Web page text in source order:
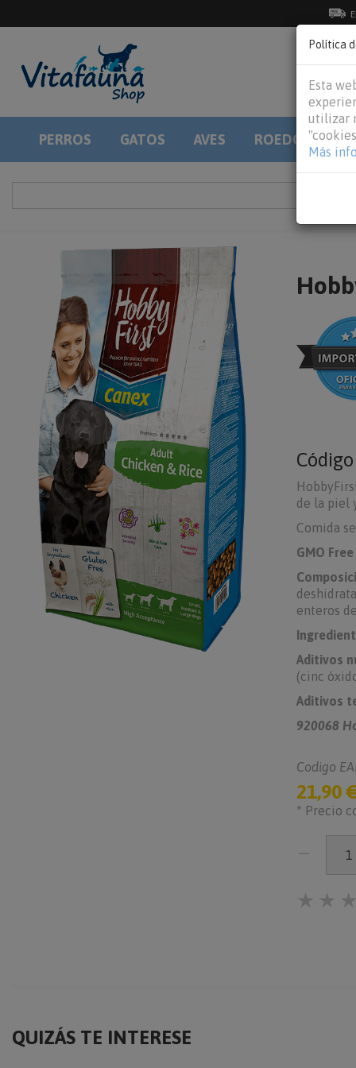
PERROS GATOS AVES ROEDORES
Código
de la piel
Comida
GMO Free
enteros
Aditivos
(cinc
Aditivos
920068
Codigo
21,90
* Precio
★ ★ ★
QUIZÁS TE INTERESE
Política
Esta
utilizar
Más